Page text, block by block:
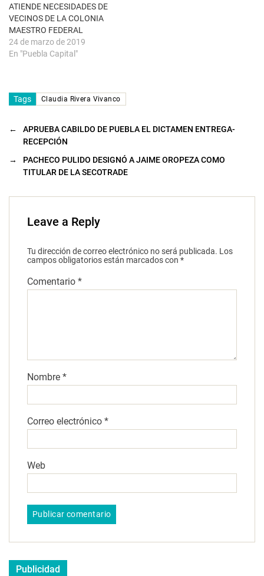
v
a
)
ATIENDE NECESIDADES DE
VECINOS DE LA COLONIA
MAESTRO FEDERAL
24 de marzo de 2019
En "Puebla Capital"
Tags Claudia Rivera Vivanco
←
APRUEBA CABILDO DE PUEBLA EL DICTAMEN ENTREGA-
RECEPCIÓN
→
PACHECO PULIDO DESIGNÓ A JAIME OROPEZA COMO
TITULAR DE LA SECOTRADE
Leave a Reply
Tu dirección de correo electrónico no será publicada. Los
campos obligatorios están marcados con *
Comentario *
Nombre *
Correo electrónico *
Web
Publicidad